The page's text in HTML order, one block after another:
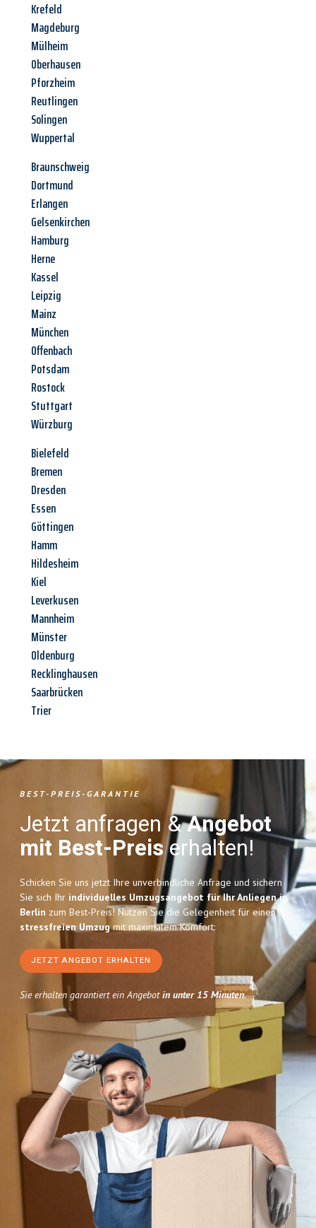
Krefeld
Magdeburg
Mülheim
Oberhausen
Pforzheim
Reutlingen
Solingen
Wuppertal
Braunschweig
Dortmund
Erlangen
Gelsenkirchen
Hamburg
Herne
Kassel
Leipzig
Mainz
München
Offenbach
Potsdam
Rostock
Stuttgart
Würzburg
Bielefeld
Bremen
Dresden
Essen
Göttingen
Hamm
Hildesheim
Kiel
Leverkusen
Mannheim
Münster
Oldenburg
Recklinghausen
Saarbrücken
Trier
BEST-PREIS-GARANTIE
Jetzt anfragen &Angebot
mit Best-Preiserhalten!
Schicken Sie uns jetzt Ihre unverbindliche Anfrage und sichern
Sie sich Ihr individuelles Umzugsangebot für Ihr Anliegen in
Berlin zum Best-Preis! Nutzen Sie die Gelegenheit für einen
stressfreien Umzugmit maximalem Komfort:
JETZT ANGEBOT ERHALTEN
Sie erhalten garantiert ein Angebotin unter 15 Minuten.